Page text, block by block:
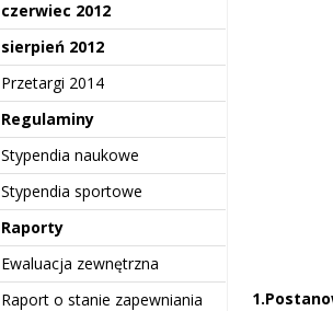
czerwiec 2012
sierpień 2012
Przetargi 2014
Regulaminy
Stypendia naukowe
Stypendia sportowe
Raporty
Ewaluacja zewnętrzna
Raport o stanie zapewniania